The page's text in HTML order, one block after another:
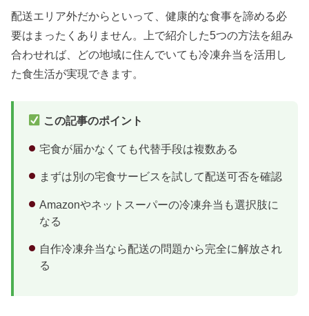
配送エリア外だからといって、健康的な食事を諦める必
要はまったくありません。上で紹介した5つの方法を組み
合わせれば、どの地域に住んでいても冷凍弁当を活用し
た食生活が実現できます。
この記事のポイント
宅食が届かなくても代替手段は複数ある
まずは別の宅食サービスを試して配送可否を確認
Amazonやネットスーパーの冷凍弁当も選択肢に
なる
自作冷凍弁当なら配送の問題から完全に解放され
る